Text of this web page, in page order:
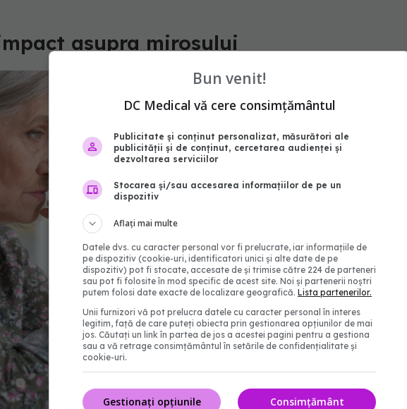
asupra mirosului
Bun venit!
DC Medical vă cere consimțământul
Publicitate și conținut personalizat, măsurători ale
publicității și de conținut, cercetarea audienței și
dezvoltarea serviciilor
Stocarea și/sau accesarea informațiilor de pe un
dispozitiv
Aflați mai multe
Datele dvs. cu caracter personal vor fi prelucrate, iar informațiile de
pe dispozitiv (cookie-uri, identificatori unici și alte date de pe
dispozitiv) pot fi stocate, accesate de și trimise către 224 de parteneri
sau pot fi folosite în mod specific de acest site. Noi și partenerii noștri
putem folosi date exacte de localizare geografică. Lista partenerilor.
Unii furnizori vă pot prelucra datele cu caracter personal în interes
legitim, față de care puteți obiecta prin gestionarea opțiunilor de mai
jos. Căutați un link în partea de jos a acestei pagini pentru a gestiona
sau a vă retrage consimțământul în setările de confidențialitate și
cookie-uri.
Consimțământ
Gestionați opțiunile